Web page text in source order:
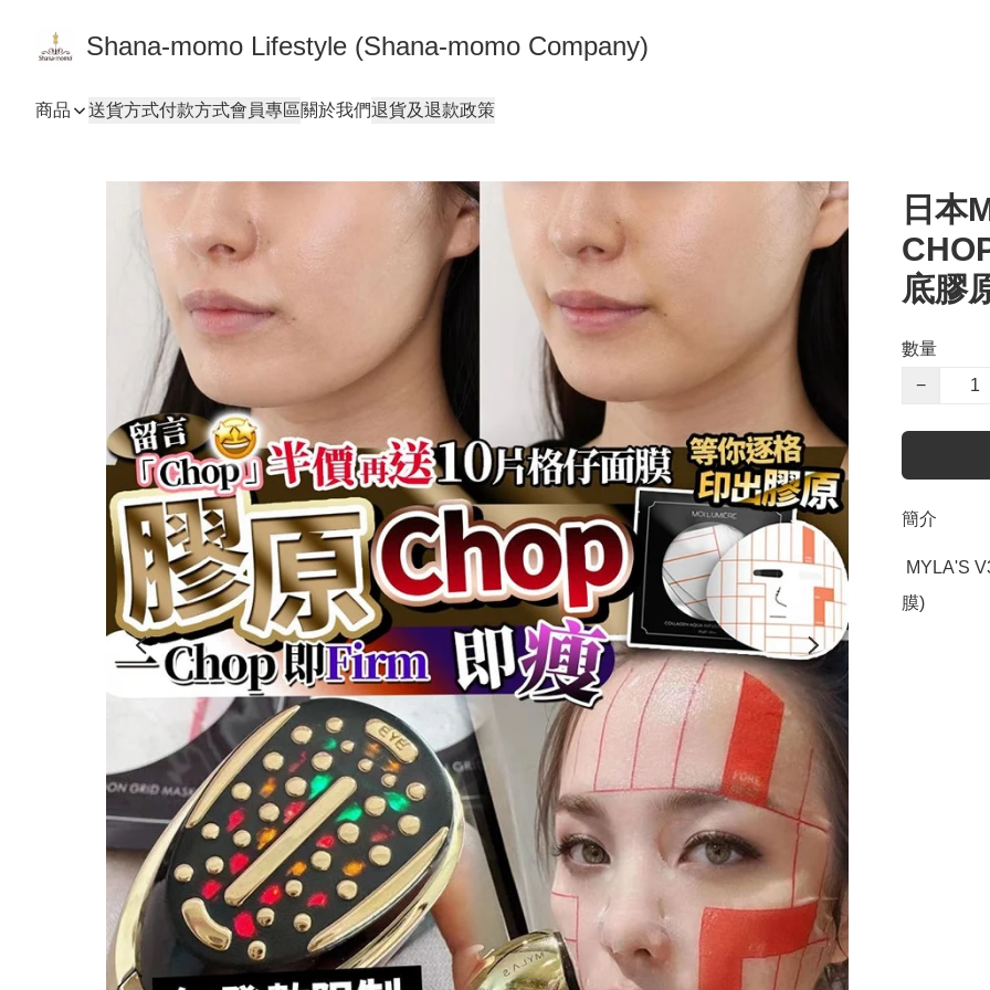
Shana-momo Lifestyle (Shana-momo Company)
商品 送貨方式付款方式會員專區關於我們退貨及退款政策
日本
底膠
數量
−
簡介
膜)